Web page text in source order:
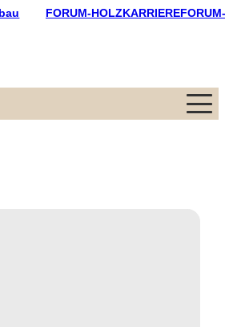
FORUM-HOLZKARRIERE
Menü